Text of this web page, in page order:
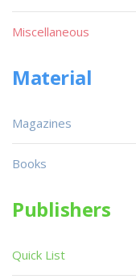
Miscellaneous
Material
Magazines
Books
Publishers
Quick List